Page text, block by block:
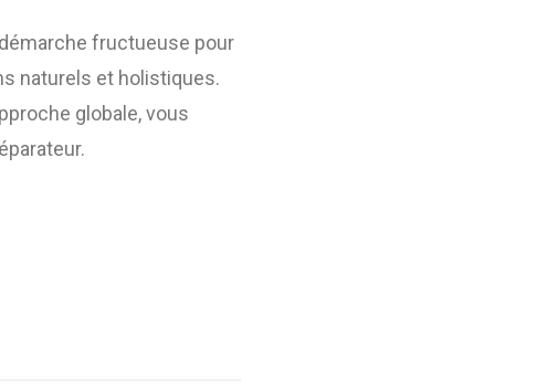
fructueuse pour
naturels et holistiques.
globale, vous